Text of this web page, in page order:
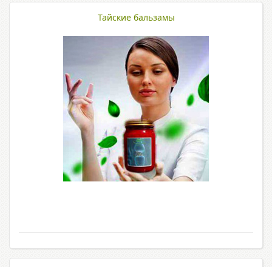
Тайские бальзамы